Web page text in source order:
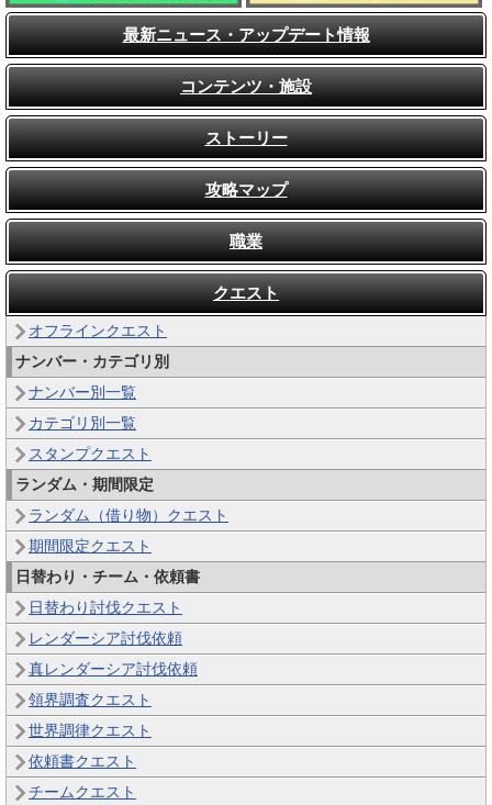
最新ニュース・アップデート情報
コンテンツ・施設
ストーリー
攻略マップ
職業
クエスト
オフラインクエスト
ナンバー・カテゴリ別
ナンバー別一覧
カテゴリ別一覧
スタンプクエスト
ランダム・期間限定
ランダム（借り物）クエスト
期間限定クエスト
日替わり・チーム・依頼書
日替わり討伐クエスト
レンダーシア討伐依頼
真レンダーシア討伐依頼
領界調査クエスト
世界調律クエスト
依頼書クエスト
チームクエスト